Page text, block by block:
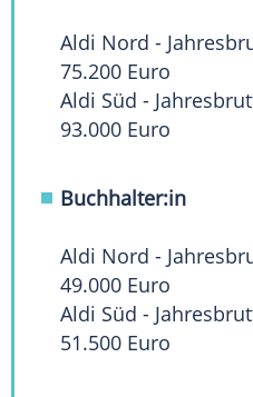
Aldi Nord -
75.200 Euro
Aldi Süd -
93.000 Euro
Buchhalter:in
Aldi Nord -
49.000 Euro
Aldi Süd -
51.500 Euro